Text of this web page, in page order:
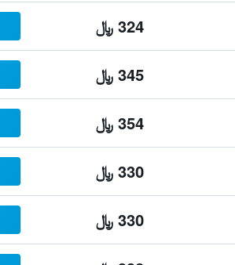
324 ﷼
345 ﷼
354 ﷼
330 ﷼
330 ﷼